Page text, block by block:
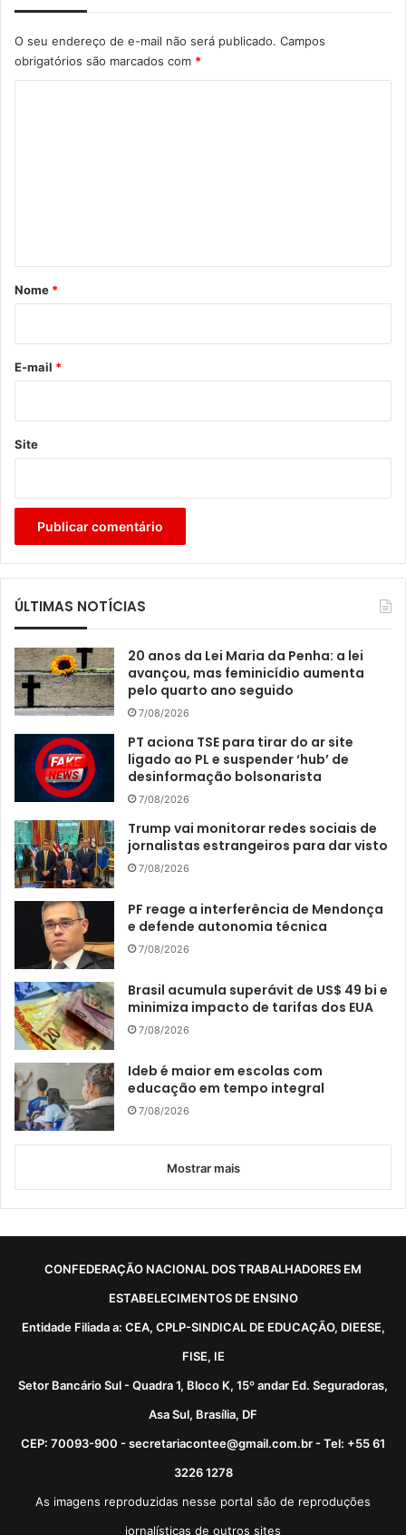
O seu endereço de e-mail não será publicado. Campos
obrigatórios são marcados com *
r
*
Nome *
E-mail *
Site
ÚLTIMAS NOTÍCIAS
20 anos da Lei Maria da Penha: a lei
avançou, mas feminicídio aumenta
pelo quarto ano seguido
7/08/2026
PT aciona TSE para tirar do ar site
ligado ao PL e suspender ‘hub’ de
desinformação bolsonarista
7/08/2026
Trump vai monitorar redes sociais de
jornalistas estrangeiros para dar visto
7/08/2026
PF reage a interferência de Mendonça
e defende autonomia técnica
7/08/2026
Brasil acumula superávit de US$ 49 bi e
minimiza impacto de tarifas dos EUA
7/08/2026
Ideb é maior em escolas com
educação em tempo integral
7/08/2026
Mostrar mais
CONFEDERAÇÃO NACIONAL DOS TRABALHADORES EM
ESTABELECIMENTOS DE ENSINO
Entidade Filiada a: CEA, CPLP-SINDICAL DE EDUCAÇÃO, DIEESE,
FISE, IE
Setor Bancário Sul - Quadra 1, Bloco K, 15º andar Ed. Seguradoras,
Asa Sul, Brasília, DF
CEP: 70093-900 - secretariacontee@gmail.com.br - Tel: +55 61
3226 1278
As imagens reproduzidas nesse portal são de reproduções
jornalísticas de outros sites